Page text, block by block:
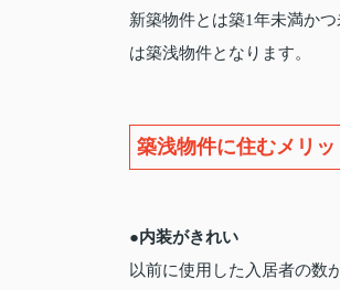
新築物件とは築1年未満か
は築浅物件となります。
築浅物件に住むメリッ
●内装がきれい
以前に使用した入居者の数